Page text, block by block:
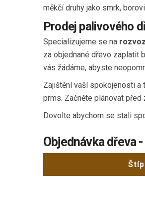
měkčí druhy jako smrk,
Prodej palivového
Specializujeme se na
za objednané dřevo zaplatit
vás žádáme, abyste
Zajištění vaší spokojenosti a
prms. Začněte plánovat
Dovolte abychom se stali
Objednávka dřeva